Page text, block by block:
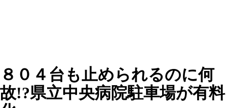
８０４台も止められるのに何
故!?県立中央病院駐車場が有料